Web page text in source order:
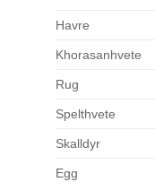
Havre
Khorasanhvete
Rug
Spelthvete
Skalldyr
Egg